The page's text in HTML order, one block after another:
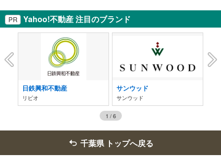
PR Yahoo!不動産 注目のブランド
日鉄興和不動産
リビオ
サンウッド
サンウッド
1 /6
千葉県 トップへ戻る